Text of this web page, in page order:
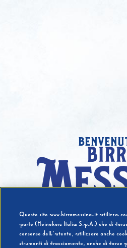
Hai
Questo sito www.birramessina.it utilizza
parte (Heineken Italia S.p.A.) che di
consenso dell’utente, utilizzare anche
strumenti di tracciamento, anche di terze